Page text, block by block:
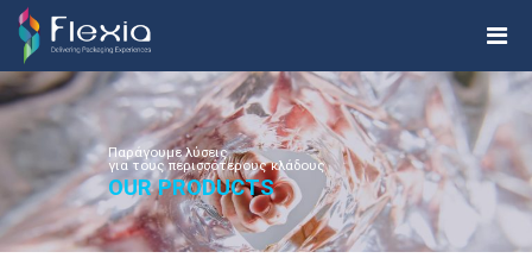
Παράγουμε λύσεις
για τους περισσότερους κλάδους
OUR PRODUCTS